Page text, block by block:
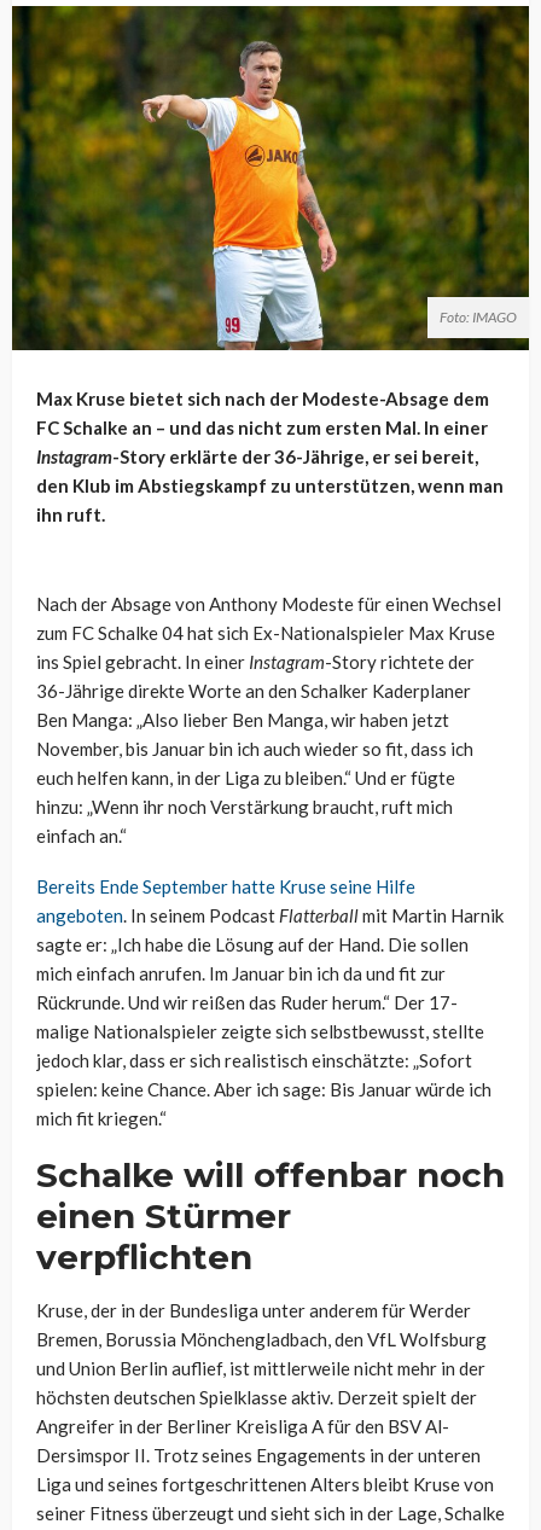
Foto: IMAGO
Max Kruse bietet sich nach der Modeste-Absage dem
FC Schalke an – und das nicht zum ersten Mal. In einer
Instagram-Story erklärte der 36-Jährige, er sei bereit,
den Klub im Abstiegskampf zu unterstützen, wenn man
ihn ruft.
Nach der Absage von Anthony Modeste für einen Wechsel
zum FC Schalke 04 hat sich Ex-Nationalspieler Max Kruse
ins Spiel gebracht. In einer Instagram-Story richtete der
36-Jährige direkte Worte an den Schalker Kaderplaner
Ben Manga: „Also lieber Ben Manga, wir haben jetzt
November, bis Januar bin ich auch wieder so fit, dass ich
euch helfen kann, in der Liga zu bleiben.“ Und er fügte
hinzu: „Wenn ihr noch Verstärkung braucht, ruft mich
einfach an.“
Bereits Ende September hatte Kruse seine Hilfe
angeboten. In seinem Podcast Flatterballmit Martin Harnik
sagte er: „Ich habe die Lösung auf der Hand. Die sollen
mich einfach anrufen. Im Januar bin ich da und fit zur
Rückrunde. Und wir reißen das Ruder herum.“ Der 17-
malige Nationalspieler zeigte sich selbstbewusst, stellte
jedoch klar, dass er sich realistisch einschätzte: „Sofort
spielen: keine Chance. Aber ich sage: Bis Januar würde ich
mich fit kriegen.“
Schalke will offenbar noch
einen Stürmer
verpflichten
Kruse, der in der Bundesliga unter anderem für Werder
Bremen, Borussia Mönchengladbach, den VfL Wolfsburg
und Union Berlin auflief, ist mittlerweile nicht mehr in der
höchsten deutschen Spielklasse aktiv. Derzeit spielt der
Angreifer in der Berliner Kreisliga A für den BSV Al-
Dersimspor II. Trotz seines Engagements in der unteren
Liga und seines fortgeschrittenen Alters bleibt Kruse von
seiner Fitness überzeugt und sieht sich in der Lage, Schalke